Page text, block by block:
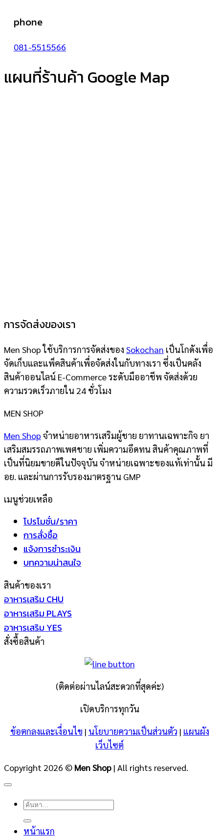
phone
081-5515566
แผนที่ร้านค้า Google Map
การจัดส่งของเรา
Men Shop ใช้บริการการจัดส่งของ Sokochan เป็นโกดังเพื่อ
จัดเก็บและแพ็คสินค้าเพื่อจัดส่งในกับทางเรา ซึ่งเป็นคลัง
สินค้าออนไลน์ E-Commerce ระดับมืออาชีพ จัดส่งด้วย
ความรวดเร็วภายใน 24 ชั่วโมง
MEN SHOP
Men Shop จำหน่ายอาหารเสริมผู้ชาย ยาทานเฉพาะกิจ ยา
เสริมสมรรถภาพเพศชาย เพิ่มความอึดทน สินค้าคุณภาพที่
เป็นที่นิยมขายดีในปัจจุบัน จำหน่ายเฉพาะของแท้เท่านั้น มี
อย. และผ่านการรับรองมาตรฐาน GMP
เมนูช่วยเหลือ
โปรโมชั่น/ราคา
การสั่งซื้อ
แจ้งการชำระเงิน
บทความน่าสนใจ
สินค้าของเรา
อาหารเสริม CHU
อาหารเสริม PLAYS
อาหารเสริม YES
สั่งซื้อสินค้า
(ติดต่อผ่านไลน์สะดวกที่สุดค่ะ)
เปิดบริการทุกวัน
ข้อตกลงและเงื่อนไข | นโยบายความเป็นส่วนตัว | แผนผัง
เว็บไซต์
Copyright 2026 © Men Shop | All rights reserved.
ค้นหา:
หน้าแรก